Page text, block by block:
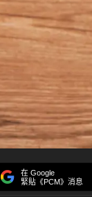
在 Google
緊貼《PCM》消息